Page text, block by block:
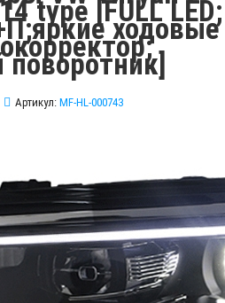
type [FULL LED;
ходовые
Артикул: MF-HL-000743